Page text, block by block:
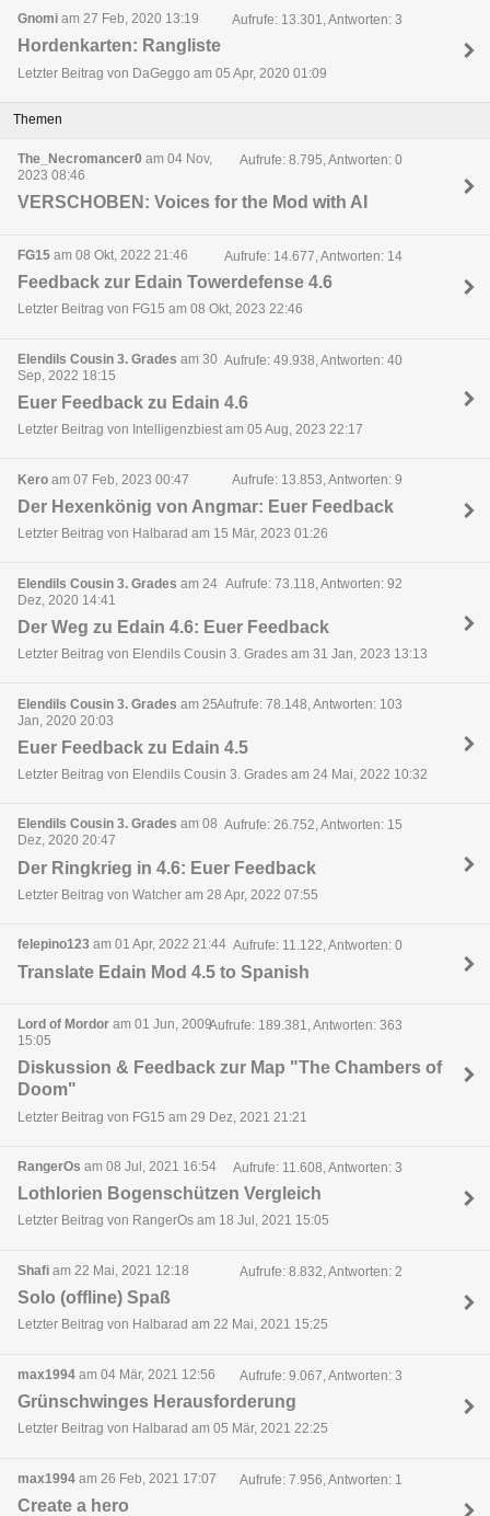
Gnomi am 27 Feb, 2020 13:19 Aufrufe: 13.301, Antworten: 3
Hordenkarten: Rangliste
Letzter Beitrag von DaGeggo am 05 Apr, 2020 01:09
Themen
The_Necromancer0 am 04 Nov,
2023 08:46
Aufrufe: 8.795, Antworten: 0
VERSCHOBEN: Voices for the Mod with AI
FG15 am 08 Okt, 2022 21:46 Aufrufe: 14.677, Antworten: 14
Feedback zur Edain Towerdefense 4.6
Letzter Beitrag von FG15 am 08 Okt, 2023 22:46
Elendils Cousin 3. Grades am 30
Sep, 2022 18:15
Aufrufe: 49.938, Antworten: 40
Euer Feedback zu Edain 4.6
Letzter Beitrag von Intelligenzbiest am 05 Aug, 2023 22:17
Kero am 07 Feb, 2023 00:47 Aufrufe: 13.853, Antworten: 9
Der Hexenkönig von Angmar: Euer Feedback
Letzter Beitrag von Halbarad am 15 Mär, 2023 01:26
Elendils Cousin 3. Grades am 24
Dez, 2020 14:41
Aufrufe: 73.118, Antworten: 92
Der Weg zu Edain 4.6: Euer Feedback
Letzter Beitrag von Elendils Cousin 3. Grades am 31 Jan, 2023 13:13
Elendils Cousin 3. Grades am 25
Jan, 2020 20:03
Aufrufe: 78.148, Antworten: 103
Euer Feedback zu Edain 4.5
Letzter Beitrag von Elendils Cousin 3. Grades am 24 Mai, 2022 10:32
Elendils Cousin 3. Grades am 08
Dez, 2020 20:47
Aufrufe: 26.752, Antworten: 15
Der Ringkrieg in 4.6: Euer Feedback
Letzter Beitrag von Watcher am 28 Apr, 2022 07:55
felepino123 am 01 Apr, 2022 21:44 Aufrufe: 11.122, Antworten: 0
Translate Edain Mod 4.5 to Spanish
Lord of Mordor am 01 Jun, 2009
15:05
Aufrufe: 189.381, Antworten: 363
Diskussion & Feedback zur Map "The Chambers of
Doom"
Letzter Beitrag von FG15 am 29 Dez, 2021 21:21
RangerOs am 08 Jul, 2021 16:54 Aufrufe: 11.608, Antworten: 3
Lothlorien Bogenschützen Vergleich
Letzter Beitrag von RangerOs am 18 Jul, 2021 15:05
Shafi am 22 Mai, 2021 12:18 Aufrufe: 8.832, Antworten: 2
Solo (offline) Spaß
Letzter Beitrag von Halbarad am 22 Mai, 2021 15:25
max1994 am 04 Mär, 2021 12:56 Aufrufe: 9.067, Antworten: 3
Grünschwinges Herausforderung
Letzter Beitrag von Halbarad am 05 Mär, 2021 22:25
max1994 am 26 Feb, 2021 17:07 Aufrufe: 7.956, Antworten: 1
Create a hero